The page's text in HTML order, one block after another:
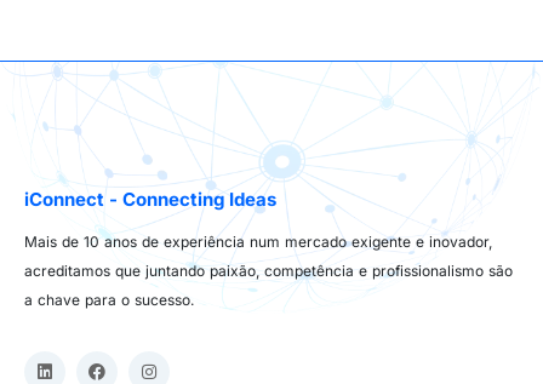
iConnect - Connecting Ideas
Mais de 10 anos de experiência num mercado exigente e inovador,
acreditamos que juntando paixão, competência e profissionalismo são
a chave para o sucesso.